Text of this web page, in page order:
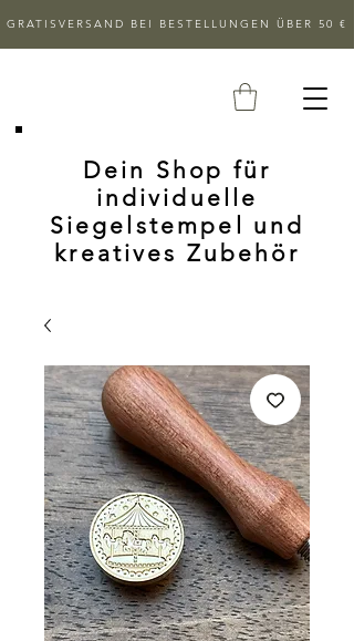
GRATISVERSAND BEI BESTELLUNGEN ÜBER 50 €
Dein Shop für
individuelle
Siegelstempel und
kreatives Zubehör